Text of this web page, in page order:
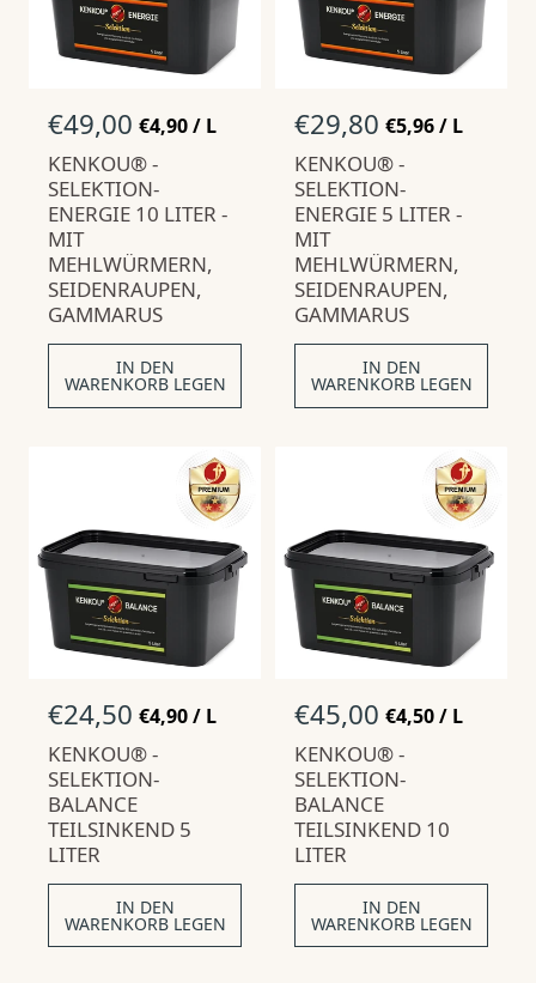
N
o
r
m
a
l
p
r
e
€49,00 S
Ü
C
K
P
E
I
S
€4,90/ L
KENKOU® -
SELEKTION-
ENERGIE 10 LITER -
MIT
MEHLWÜRMERN,
SEIDENRAUPEN,
GAMMARUS
IN DEN
WARENKORB LEGEN
N
o
r
m
a
l
p
r
e
€29,80 S
Ü
C
K
P
E
I
S
€5,96/ L
KENKOU® -
SELEKTION-
ENERGIE 5 LITER -
MIT
MEHLWÜRMERN,
SEIDENRAUPEN,
GAMMARUS
IN DEN
WARENKORB LEGEN
N
o
r
m
a
l
p
i
€24,50 S
Ü
C
K
R
S
€4,90/ L
KENKOU® -
SELEKTION-
BALANCE
TEILSINKEND 5
LITER
IN DEN
WARENKORB LEGEN
N
o
r
m
a
l
p
i
€45,00 S
Ü
C
K
R
S
€4,50/ L
KENKOU® -
SELEKTION-
BALANCE
TEILSINKEND 10
LITER
IN DEN
WARENKORB LEGEN